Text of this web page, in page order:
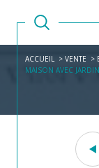
ACCUEIL VENTE
MAISON AVEC